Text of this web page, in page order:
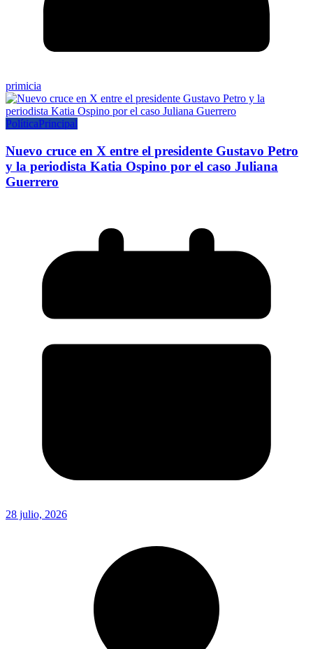
primicia
PolíticaPrincipal
Nuevo cruce en X entre el presidente Gustavo Petro
y la periodista Katia Ospino por el caso Juliana
Guerrero
28 julio, 2026